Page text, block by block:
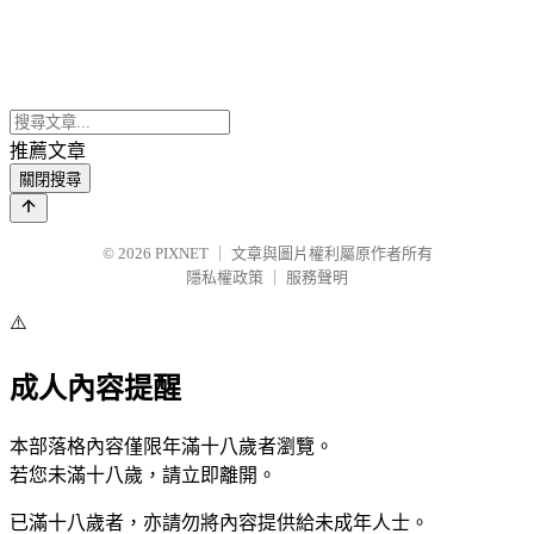
推薦文章
關閉搜尋
© 2026 PIXNET
文章與圖片權利屬原作者所有
隱私權政策
服務聲明
⚠️
成人內容提醒
本部落格內容僅限年滿十八歲者瀏覽。
若您未滿十八歲，請立即離開。
已滿十八歲者，亦請勿將內容提供給未成年人士。